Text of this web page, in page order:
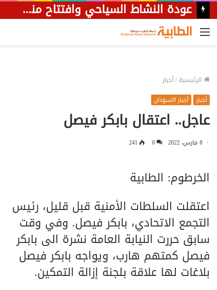
القائمة
الرئيسية/أخبار
أخبار أخبار االسودان
عاجل.. اعتقال بابكر فيصل
8 مارس، 2022 0
241
الخرطوم: الطابية
اعتقلت السلطات الأمنية قبل قليل، رئيس
التجمع الاتحادي، بابكر فيصل. وفي وقت
سابق حررت النيابة العامة نشرة الى بابكر
فيصل كمتهم هارب، ويواجه بابكر فيصل
بلاغات لها علاقة بلجنة إزالة التمكين.